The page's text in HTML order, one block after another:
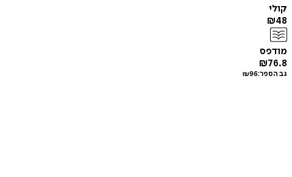
קולי
₪48
מודפס
₪76.8
גב הספר: ₪96